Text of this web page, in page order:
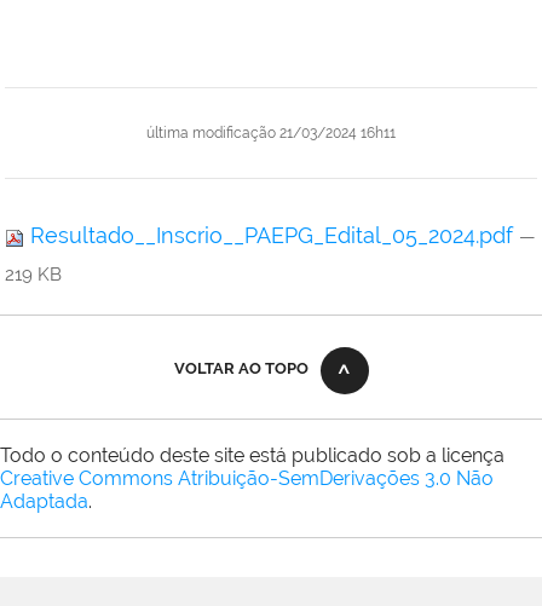
última modificação 21/03/2024 16h11
Resultado__Inscrio__PAEPG_Edital_05_2024.pdf —
219 KB
VOLTAR AO TOPO
Todo o conteúdo deste site está publicado sob a licença
Creative Commons Atribuição-SemDerivações 3.0 Não
Adaptada.